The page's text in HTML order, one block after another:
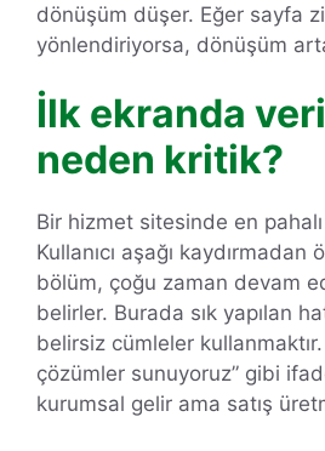
dönüşüm düşer. Eğer sayfa
yönlendiriyorsa, dönüşüm
İlk ekranda
neden kritik?
Bir hizmet sitesinde en
Kullanıcı aşağı kaydırmadan
bölüm, çoğu zaman devam
belirler. Burada sık yapılan
belirsiz cümleler
çözümler sunuyoruz” gibi
kurumsal gelir ama satış